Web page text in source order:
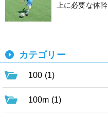
上に必要な体
カテゴリー
100 (1)
100m (1)